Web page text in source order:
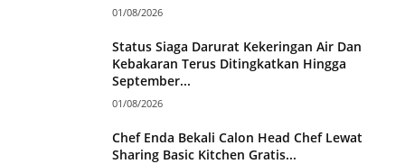
01/08/2026
Status Siaga Darurat Kekeringan Air Dan
Kebakaran Terus Ditingkatkan Hingga
September...
01/08/2026
Chef Enda Bekali Calon Head Chef Lewat
Sharing Basic Kitchen Gratis...